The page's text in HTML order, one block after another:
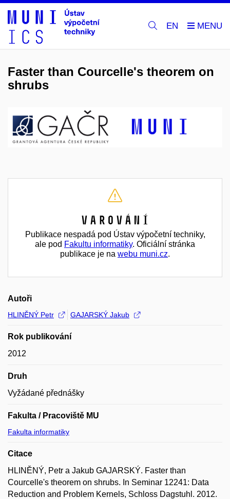
EN
Faster than Courcelle's theorem on
shrubs
Varování
Publikace nespadá pod Ústav výpočetní techniky,
ale pod Fakultu informatiky. Oficiální stránka
publikace je na webu muni.cz.
Autoři
HLINĚNÝ Petr GAJARSKÝ Jakub
Rok publikování
2012
Druh
Vyžádané přednášky
Fakulta / Pracoviště MU
Fakulta informatiky
Citace
HLINĚNÝ, Petr a Jakub GAJARSKÝ. Faster than
Courcelle's theorem on shrubs. In Seminar 12241: Data
Reduction and Problem Kernels, Schloss Dagstuhl. 2012.